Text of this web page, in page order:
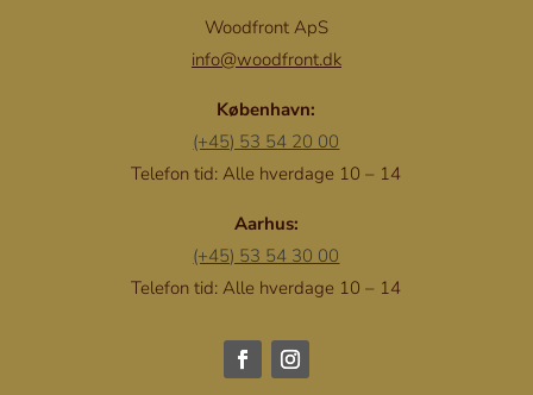
Woodfront ApS
info@woodfront.dk
København:
(+45) 53 54 20 00
Telefon tid: Alle hverdage 10 – 14
Aarhus:
(+45) 53 54 30 00
Telefon tid: Alle hverdage 10 – 14